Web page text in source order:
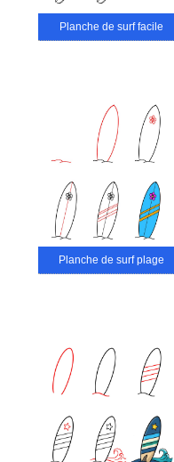
Planche de surf facile
Planche de surf plage